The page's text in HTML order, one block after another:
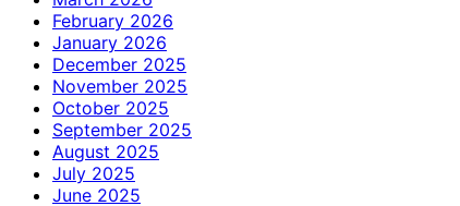
February 2026
January 2026
December 2025
November 2025
October 2025
September 2025
August 2025
July 2025
June 2025